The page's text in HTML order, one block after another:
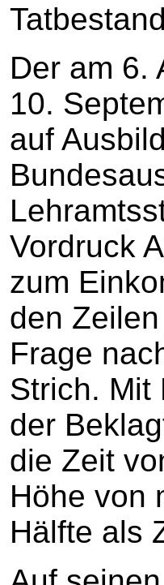
Der am 6.
10.
auf
Vordruck
zum
den
Frage
Strich. Mit
der
die Zeit
Höhe von
Hälfte als